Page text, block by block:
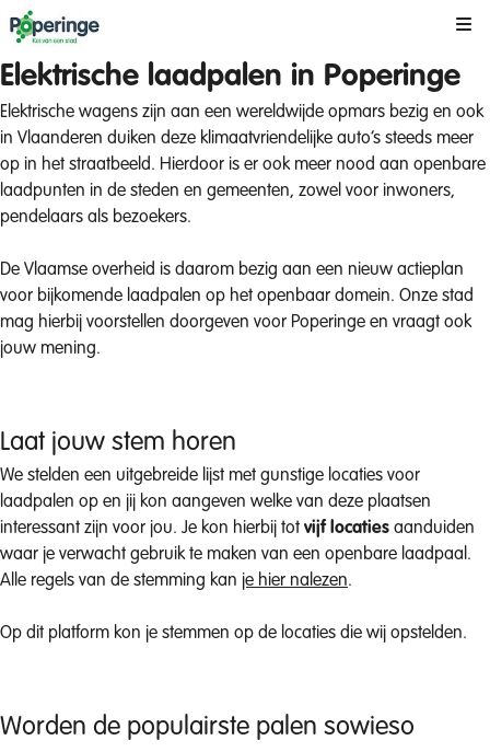
Elektrische laadpalen in Poperinge
Elektrische wagens zijn aan een wereldwijde opmars bezig en ook
in Vlaanderen duiken deze klimaatvriendelijke auto’s steeds meer
op in het straatbeeld. Hierdoor is er ook meer nood aan openbare
laadpunten in de steden en gemeenten, zowel voor inwoners,
pendelaars als bezoekers.
De Vlaamse overheid is daarom bezig aan een nieuw actieplan
voor bijkomende laadpalen op het openbaar domein. Onze stad
mag hierbij voorstellen doorgeven voor Poperinge en vraagt ook
jouw mening.
Laat jouw stem horen
We stelden een uitgebreide lijst met gunstige locaties voor
laadpalen op en jij kon aangeven welke van deze plaatsen
interessant zijn voor jou. Je kon hierbij tot vijf locaties aanduiden
waar je verwacht gebruik te maken van een openbare laadpaal.
Alle regels van de stemming kan je hier nalezen.
Op dit platform kon je stemmen op de locaties die wij opstelden.
Worden de populairste palen sowieso